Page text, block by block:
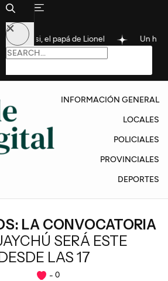
papá de Lionel Un hombre de 78
INFORMACIÓN GENERAL
LOCALES
POLICIALES
PROVINCIALES
DEPORTES
LA CONVOCATORIA
SERÁ ESTE
LAS 17
0